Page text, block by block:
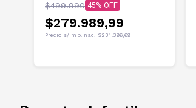
$499.990 45
$279.989,99
Precio s/imp. nac. $231.396,69